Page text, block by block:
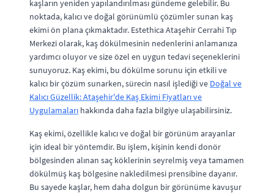
kaşların yeniden yapılandırılması gündeme gelebilir. Bu
noktada, kalıcı ve doğal görünümlü çözümler sunan kaş
ekimi ön plana çıkmaktadır. Estethica Ataşehir Cerrahi Tıp
Merkezi olarak, kaş dökülmesinin nedenlerini anlamanıza
yardımcı oluyor ve size özel en uygun tedavi seçeneklerini
sunuyoruz. Kaş ekimi, bu dökülme sorunu için etkili ve
kalıcı bir çözüm sunarken, sürecin nasıl işlediği ve Doğal ve
Kalıcı Güzellik: Ataşehir'de Kaş Ekimi Fiyatları ve
Uygulamaları hakkında daha fazla bilgiye ulaşabilirsiniz.
Kaş ekimi, özellikle kalıcı ve doğal bir görünüm arayanlar
için ideal bir yöntemdir. Bu işlem, kişinin kendi donör
bölgesinden alınan saç köklerinin seyrelmiş veya tamamen
dökülmüş kaş bölgesine nakledilmesi prensibine dayanır.
Bu sayede kaşlar, hem daha dolgun bir görünüme kavuşur